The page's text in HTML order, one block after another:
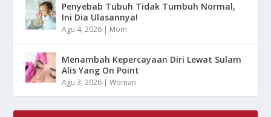
Penyebab Tubuh Tidak Tumbuh Normal,
Ini Dia Ulasannya!
Agu 4, 2026 | Mom
Menambah Kepercayaan Diri Lewat Sulam
Alis Yang On Point
Agu 3, 2026 |Woman